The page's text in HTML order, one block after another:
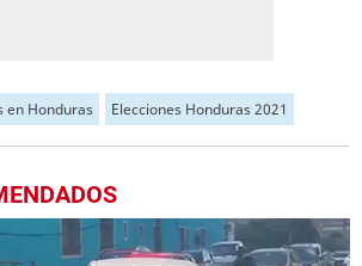
en Honduras Elecciones Honduras 2021